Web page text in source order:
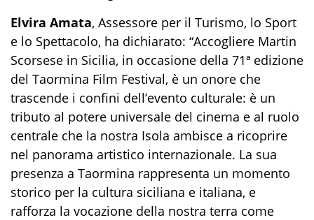
Elvira Amata, Assessore per il Turismo, lo Sport
e lo Spettacolo, ha dichiarato: “Accogliere Martin
Scorsese in Sicilia, in occasione della 71ª edizione
del Taormina Film Festival, è un onore che
trascende i confini dell’evento culturale: è un
tributo al potere universale del cinema e al ruolo
centrale che la nostra Isola ambisce a ricoprire
nel panorama artistico internazionale. La sua
presenza a Taormina rappresenta un momento
storico per la cultura siciliana e italiana, e
rafforza la vocazione della nostra terra come